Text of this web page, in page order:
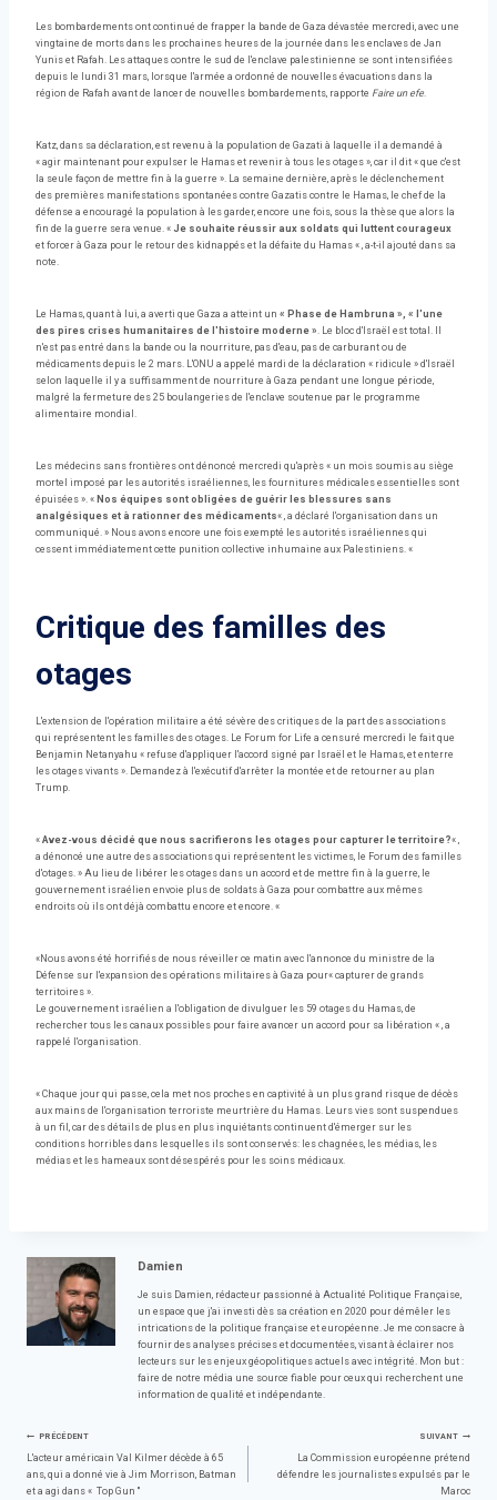
Les bombardements ont continué de frapper la bande de Gaza dévastée mercredi, avec une
vingtaine de morts dans les prochaines heures de la journée dans les enclaves de Jan
Yunis et Rafah. Les attaques contre le sud de l'enclave palestinienne se sont intensifiées
depuis le lundi 31 mars, lorsque l'armée a ordonné de nouvelles évacuations dans la
région de Rafah avant de lancer de nouvelles bombardements, rapporte Faire un efe.
Katz, dans sa déclaration, est revenu à la population de Gazati à laquelle il a demandé à
« agir maintenant pour expulser le Hamas et revenir à tous les otages », car il dit « que c'est
la seule façon de mettre fin à la guerre ». La semaine dernière, après le déclenchement
des premières manifestations spontanées contre Gazatis contre le Hamas, le chef de la
défense a encouragé la population à les garder, encore une fois, sous la thèse que alors la
fin de la guerre sera venue. « Je souhaite réussir aux soldats qui luttent courageux
et forcer à Gaza pour le retour des kidnappés et la défaite du Hamas « , a-t-il ajouté dans sa
note.
Le Hamas, quant à lui, a averti que Gaza a atteint un « Phase de Hambruna », « l'une
des pires crises humanitaires de l'histoire moderne ». Le bloc d'Israël est total. Il
n'est pas entré dans la bande ou la nourriture, pas d'eau, pas de carburant ou de
médicaments depuis le 2 mars. L'ONU a appelé mardi de la déclaration « ridicule » d'Israël
selon laquelle il y a suffisamment de nourriture à Gaza pendant une longue période,
malgré la fermeture des 25 boulangeries de l'enclave soutenue par le programme
alimentaire mondial.
Les médecins sans frontières ont dénoncé mercredi qu'après « un mois soumis au siège
mortel imposé par les autorités israéliennes, les fournitures médicales essentielles sont
épuisées ». « ⁠ Nos équipes sont obligées de guérir les blessures sans
analgésiques et à rationner des médicaments« , a déclaré l'organisation dans un
communiqué. » Nous avons encore une fois exempté les autorités israéliennes qui
cessent immédiatement cette punition collective inhumaine aux Palestiniens. «
Critique des familles des
otages
L'extension de l'opération militaire a été sévère des critiques de la part des associations
qui représentent les familles des otages. Le Forum for Life a censuré mercredi le fait que
Benjamin Netanyahu « refuse d'appliquer l'accord signé par Israël et le Hamas, et enterre
les otages vivants ». Demandez à l'exécutif d'arrêter la montée et de retourner au plan
Trump.
« Avez-vous décidé que nous sacrifierons les otages pour capturer le territoire?« ,
a dénoncé une autre des associations qui représentent les victimes, le Forum des familles
d'otages. » Au lieu de libérer les otages dans un accord et de mettre fin à la guerre, le
gouvernement israélien envoie plus de soldats à Gaza pour combattre aux mêmes
endroits où ils ont déjà combattu encore et encore. «
«Nous avons été horrifiés de nous réveiller ce matin avec l'annonce du ministre de la
Défense sur l'expansion des opérations militaires à Gaza pour« capturer de grands
territoires ».
Le gouvernement israélien a l'obligation de divulguer les 59 otages du Hamas, de
rechercher tous les canaux possibles pour faire avancer un accord pour sa libération « , a
rappelé l'organisation.
« Chaque jour qui passe, cela met nos proches en captivité à un plus grand risque de décès
aux mains de l'organisation terroriste meurtrière du Hamas. Leurs vies sont suspendues
à un fil, car des détails de plus en plus inquiétants continuent d'émerger sur les
conditions horribles dans lesquelles ils sont conservés: les chagnées, les médias, les
médias et les hameaux sont désespérés pour les soins médicaux.
Damien
Je suis Damien, rédacteur passionné à Actualité Politique Française,
un espace que j'ai investi dès sa création en 2020 pour démêler les
intrications de la politique française et européenne. Je me consacre à
fournir des analyses précises et documentées, visant à éclairer nos
lecteurs sur les enjeux géopolitiques actuels avec intégrité. Mon but :
faire de notre média une source fiable pour ceux qui recherchent une
information de qualité et indépendante.
Navigation
PRÉCÉDENT
L'acteur américain Val Kilmer décède à 65
ans, qui a donné vie à Jim Morrison, Batman
et a agi dans « Top Gun ''
SUIVANT
La Commission européenne prétend
défendre les journalistes expulsés par le
Maroc